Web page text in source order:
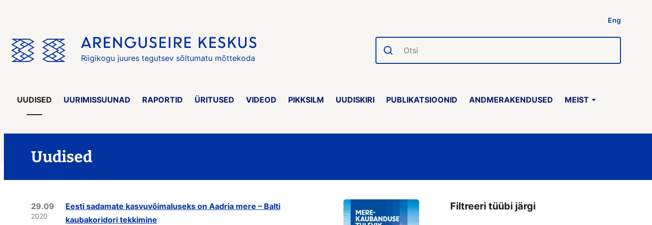
Eng
Riigikogu juures tegutsev sõltumatu mõttekoda
Otsi
UUDISED UURIMISSUUNAD RAPORTID ÜRITUSED VIDEOD PIKKSILM UUDISKIRI PUBLIKATSIOONID ANDMERAKENDUSED MEIST
Uudised
29.09
2020
Eesti sadamate kasvuvõimaluseks on Aadria mere – Balti
kaubakoridori tekkimine
Filtreeri tüübi järgi